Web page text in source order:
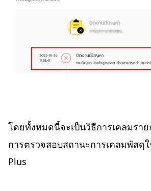
โดยทั้งหมดนี้จะเป็นวิธีการเคลมรา
การตรวจสอบสถานะการเคลมพัสดุ
Plus